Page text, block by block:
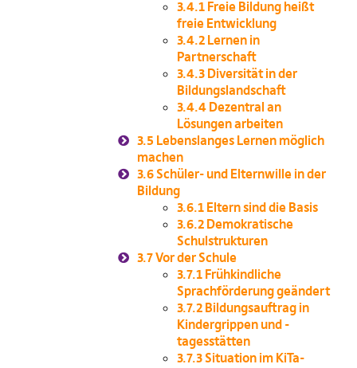
3.4.1 Freie Bildung heißt
freie Entwicklung
3.4.2 Lernen in
Partnerschaft
3.4.3 Diversität in der
Bildungslandschaft
3.4.4 Dezentral an
Lösungen arbeiten
3.5 Lebenslanges Lernen möglich
machen
3.6Schüler- und Elternwille in der
Bildung
3.6.1 Eltern sind die Basis
3.6.2 Demokratische
Schulstrukturen
3.7Vor der Schule
3.7.1 Frühkindliche
Sprachförderung geändert
3.7.2 Bildungsauftrag in
Kindergrippen und -
tagesstätten
3.7.3Situation im KiTa-